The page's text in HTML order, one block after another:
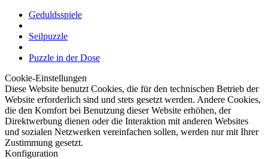
Geduldsspiele
Seilpuzzle
Puzzle in der Dose
Cookie-Einstellungen
Diese Website benutzt Cookies, die für den technischen Betrieb der
Website erforderlich sind und stets gesetzt werden. Andere Cookies,
die den Komfort bei Benutzung dieser Website erhöhen, der
Direktwerbung dienen oder die Interaktion mit anderen Websites
und sozialen Netzwerken vereinfachen sollen, werden nur mit Ihrer
Zustimmung gesetzt.
Konfiguration